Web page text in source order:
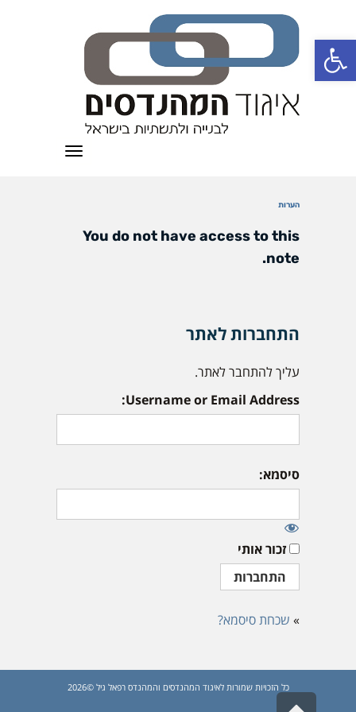
פתח סרגל נגישות
תפריט
הערות
You do not have access to this
note.
התחברות לאתר
עליך להתחבר לאתר.
Username or Email Address:
סיסמא:
זכור אותי
» שכחת סיסמא?
כל הזכויות שמורות לאיגוד המהנדסים והמהנדס רפאל גיל ©2026